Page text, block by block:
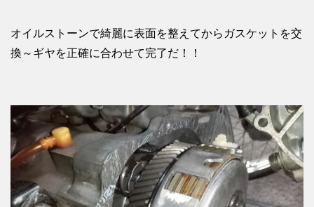
オイルストーンで綺麗に表面を整えてからガスケットを交
換～ギヤを正確に合わせて完了だ！！